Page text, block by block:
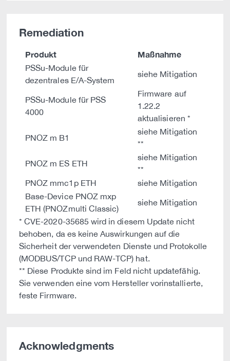
Remediation
Produkt Maßnahme
PSSu-Module für
dezentrales E/A-System
siehe Mitigation
PSSu-Module für PSS
4000
Firmware auf
1.22.2
aktualisieren *
PNOZ m B1
siehe Mitigation
**
PNOZ m ES ETH
siehe Mitigation
**
PNOZ mmc1p ETH
siehe Mitigation
Base-Device PNOZ mxp
ETH (PNOZmulti Classic)
siehe Mitigation
* CVE-2020-35685 wird in diesem Update nicht
behoben, da es keine Auswirkungen auf die
Sicherheit der verwendeten Dienste und Protokolle
(MODBUS/TCP und RAW-TCP) hat.
** Diese Produkte sind im Feld nicht updatefähig.
Sie verwenden eine vom Hersteller vorinstallierte,
feste Firmware.
Acknowledgments